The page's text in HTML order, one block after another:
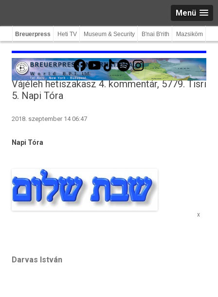
Menü
Breuerpress Heti TV Museum & Security B'nai B'rith Mazsiköm
Facebook
YouTube
TikTokSpotifyInstagram
Vájéleh hetiszakasz 4. kommentár, 5779. Tisri
5. Napi Tóra
2018. szeptember 14 06:47
Napi Tóra
x
Darvas István